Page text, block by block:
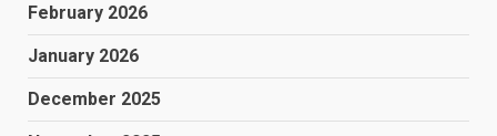
February 2026
January 2026
December 2025